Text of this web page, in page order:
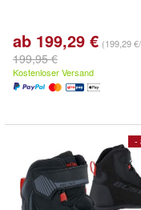
ab 199,29 € (199,29
199,95 €
Kostenloser Versand
-